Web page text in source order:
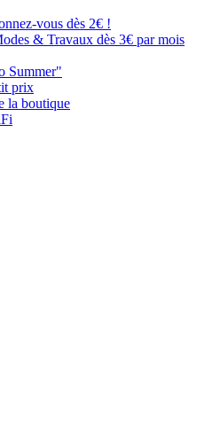
vous dès 2€ !
& Travaux dès 3€ par mois
Summer"
prix
la boutique